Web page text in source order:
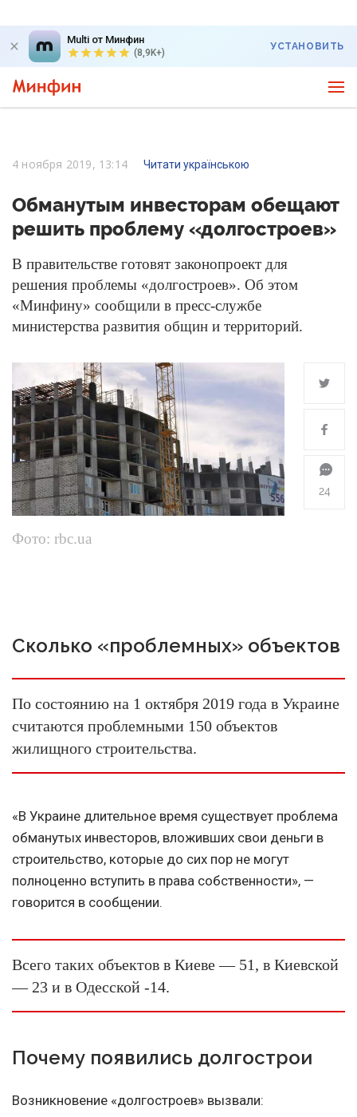
Multi от Минфин
(8,9K+)
УСТАНОВИТЬ
4 ноября 2019, 13:14 Читати українською
Обманутым инвесторам обещают
решить проблему «долгостроев»
В правительстве готовят законопроект для
решения проблемы «долгостроев». Об этом
«Минфину» сообщили в пресс-службе
министерства развития общин и территорий.
Фото: rbc.ua
24
Сколько «проблемных» объектов
По состоянию на 1 октября 2019 года в Украине
считаются проблемными 150 объектов
жилищного строительства.
«В Украине длительное время существует проблема
обманутых инвесторов, вложивших свои деньги в
строительство, которые до сих пор не могут
полноценно вступить в права собственности», —
говорится в сообщении.
Всего таких объектов в Киеве — 51, в Киевской
— 23 и в Одесской -14.
Почему появились долгострои
Возникновение «долгостроев» вызвали: